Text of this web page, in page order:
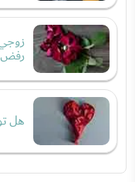
رفض
هل